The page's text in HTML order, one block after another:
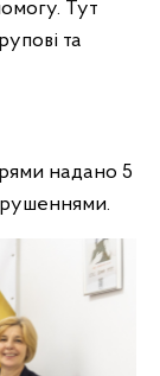
Тут
та
надано 5